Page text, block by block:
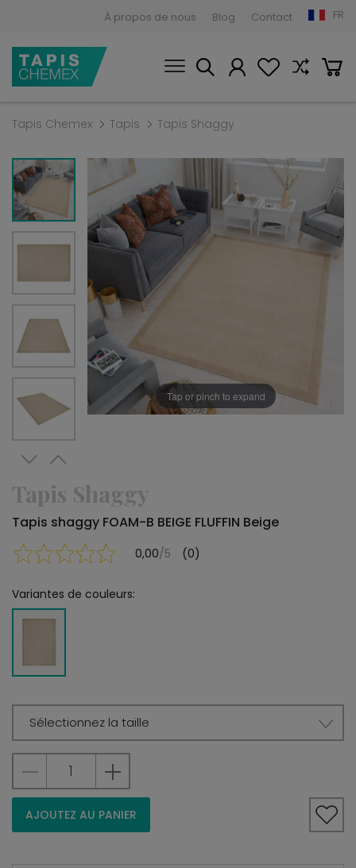
À propos de nous Blog Contact FR
Tapis Chemex Tapis Tapis Shaggy
Tap or pinch to expand
Tapis Shaggy
Tapis shaggy FOAM-B BEIGE FLUFFIN Beige
0,00/5 (0)
Variantes de couleurs:
Sélectionnez la taille
AJOUTEZ AU PANIER